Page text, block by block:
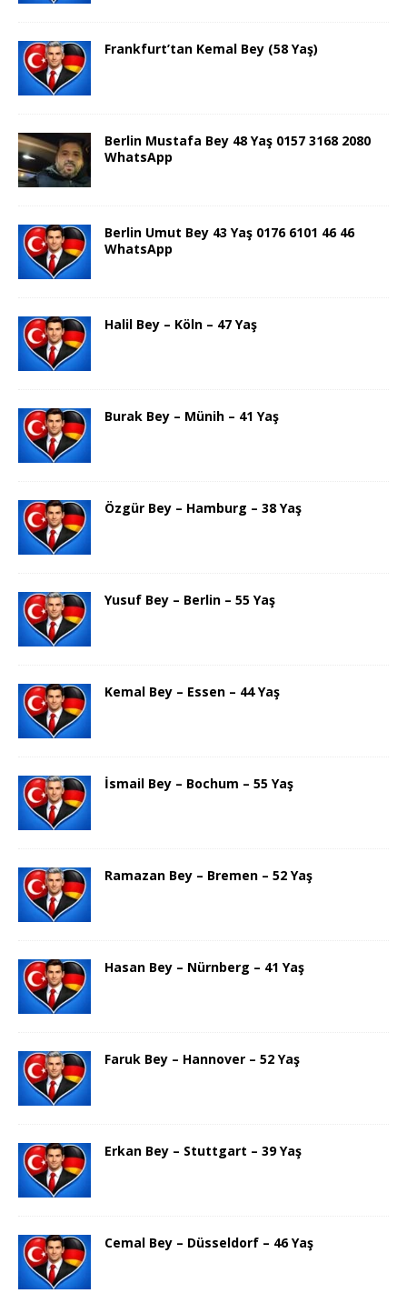
Frankfurt’tan Kemal Bey (58 Yaş)
Berlin Mustafa Bey 48 Yaş 0157 3168 2080
WhatsApp
Berlin Umut Bey 43 Yaş 0176 6101 46 46
WhatsApp
Halil Bey – Köln – 47 Yaş
Burak Bey – Münih – 41 Yaş
Özgür Bey – Hamburg – 38 Yaş
Yusuf Bey – Berlin – 55 Yaş
Kemal Bey – Essen – 44 Yaş
İsmail Bey – Bochum – 55 Yaş
Ramazan Bey – Bremen – 52 Yaş
Hasan Bey – Nürnberg – 41 Yaş
Faruk Bey – Hannover – 52 Yaş
Erkan Bey – Stuttgart – 39 Yaş
Cemal Bey – Düsseldorf – 46 Yaş